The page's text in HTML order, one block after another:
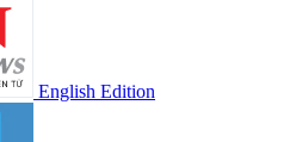
English Edition